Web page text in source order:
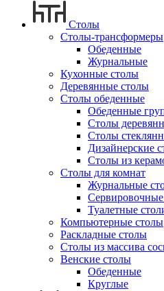
Столы
Столы-трансформеры
Обеденные
Журнальные
Кухонные столы
Деревянные столы
Столы обеденные
Обеденные
Столы
Столы
Дизайнерские
Столы из
Столы для комнат
Журнальные
Туалетные
Компьютерные столы
Раскладные столы
Столы из массива
Венские столы
Обеденные
Круглые